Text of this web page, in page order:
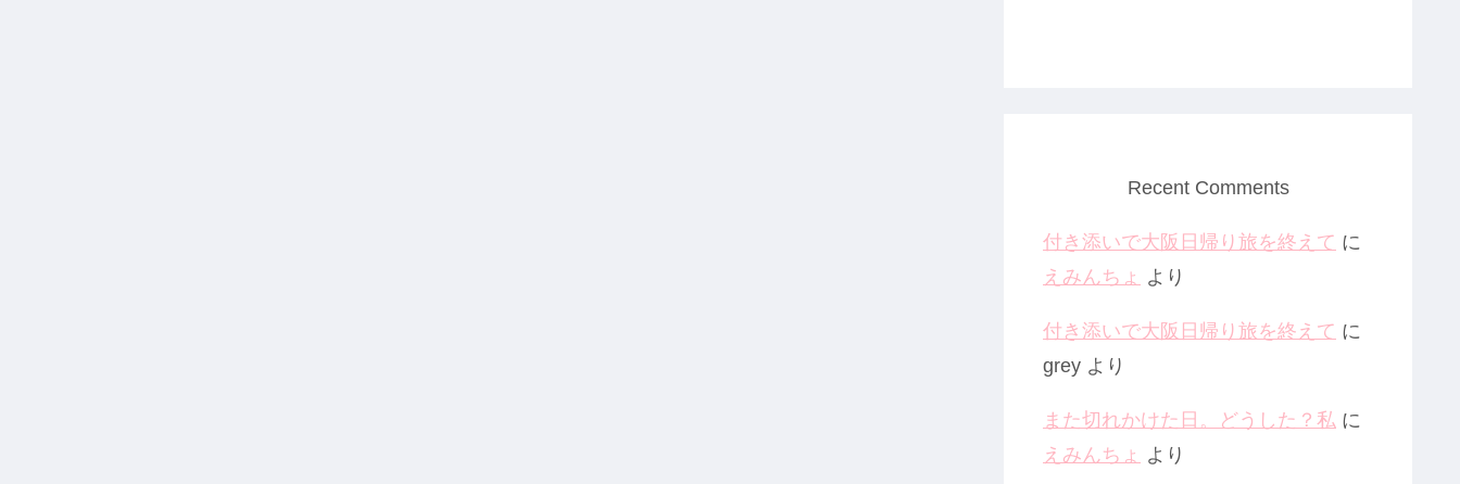
Recent Comments
付き添いで大阪日帰り旅を終えて に
えみんちょ より
付き添いで大阪日帰り旅を終えて に
grey より
また切れかけた日。どうした？私 に
えみんちょ より